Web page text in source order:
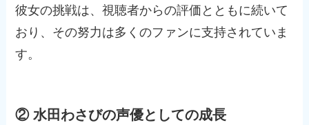
彼女の挑戦は、視聴者からの評価とともに続いて
おり、その努力は多くのファンに支持されていま
す。
② 水田わさびの声優としての成長